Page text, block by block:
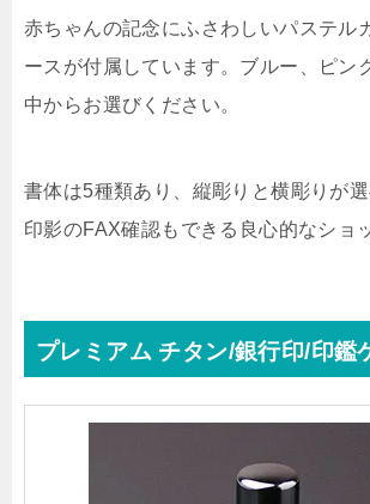
赤ちゃんの記念にふさわしいパステル
ースが付属しています。ブルー、ピン
中からお選びください。
書体は5種類あり、縦彫りと横彫りが選
印影のFAX確認もできる良心的なショ
プレミアム チタン/銀行印/印鑑